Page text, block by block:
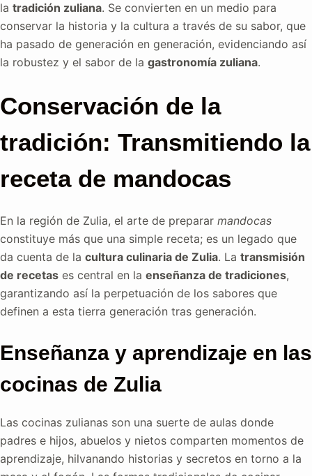
la tradición zuliana. Se convierten en un medio para
conservar la historia y la cultura a través de su sabor, que
ha pasado de generación en generación, evidenciando así
la robustez y el sabor de la gastronomía zuliana.
Conservación de la
tradición: Transmitiendo la
receta de mandocas
En la región de Zulia, el arte de preparar mandocas
constituye más que una simple receta; es un legado que
da cuenta de la cultura culinaria de Zulia. La transmisión
de recetas es central en la enseñanza de tradiciones,
garantizando así la perpetuación de los sabores que
definen a esta tierra generación tras generación.
Enseñanza y aprendizaje en las
cocinas de Zulia
Las cocinas zulianas son una suerte de aulas donde
padres e hijos, abuelos y nietos comparten momentos de
aprendizaje, hilvanando historias y secretos en torno a la